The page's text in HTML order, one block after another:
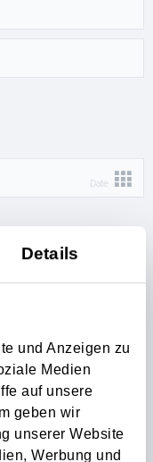
Details
und Anzeigen zu
Medien
auf unsere
geben wir
unserer Website
Werbung und
Date